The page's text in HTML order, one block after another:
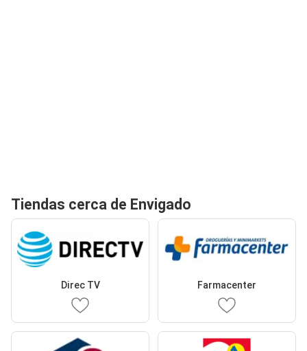
Tiendas cerca de Envigado
Direc TV Farmacenter